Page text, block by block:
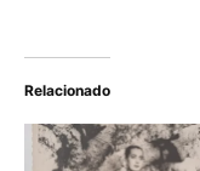
Relacionado